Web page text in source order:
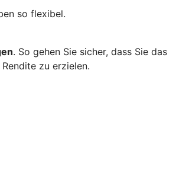
so flexibel.
. So gehen Sie sicher, dass Sie das
zu erzielen.